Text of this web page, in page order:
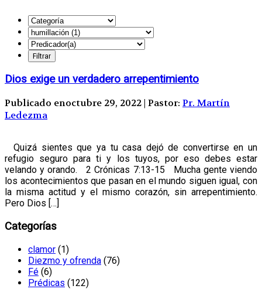
Dios exige un verdadero arrepentimiento
Publicado enoctubre 29, 2022 | Pastor: Pr. Martín
Ledezma
Quizá sientes que ya tu casa dejó de convertirse en un
refugio seguro para ti y los tuyos, por eso debes estar
velando y orando. 2 Crónicas 7:13-15 Mucha gente viendo
los acontecimientos que pasan en el mundo siguen igual, con
la misma actitud y el mismo corazón, sin arrepentimiento.
Pero Dios […]
Categorías
clamor (1)
Diezmo y ofrenda (76)
Fé (6)
Prédicas (122)